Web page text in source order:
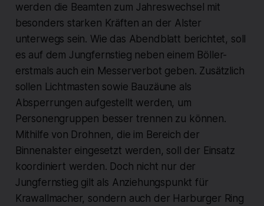
werden die Beamten zum Jahreswechsel mit
besonders starken Kräften an der Alster
unterwegs sein. Wie das Abendblatt berichtet, soll
es auf dem Jungfernstieg neben einem Böller-
erstmals auch ein Messerverbot geben. Zusätzlich
sollen Lichtmasten sowie Bauzäune als
Absperrungen aufgestellt werden, um
Personengruppen besser trennen zu können.
Mithilfe von Drohnen, die im Bereich der
Binnenalster eingesetzt werden, soll der Einsatz
koordiniert werden. Doch nicht nur der
Jungfernstieg gilt als Anziehungspunkt für
Krawallmacher, sondern auch der Harburger Ring